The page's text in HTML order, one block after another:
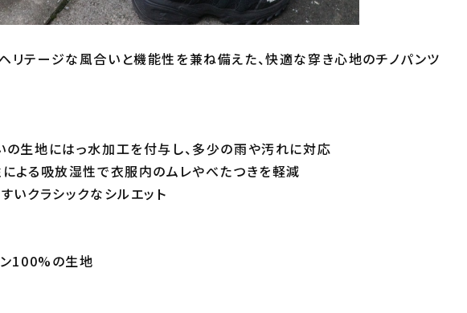
リテージな風合いと機能性を兼ね備えた、快適な穿き心地のチノパンツ
の生地にはっ水加工を付与し、多少の雨や汚れに対応
による吸放湿性で衣服内のムレやべたつきを軽減
いクラシックなシルエット
ン100%の生地